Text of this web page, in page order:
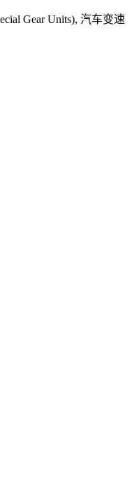
Gear Units), 汽车变速